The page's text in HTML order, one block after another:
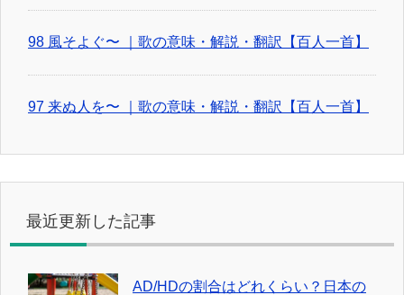
98 風そよぐ〜 ｜歌の意味・解説・翻訳【百人一首】
97 来ぬ人を〜 ｜歌の意味・解説・翻訳【百人一首】
最近更新した記事
AD/HDの割合はどれくらい？日本の